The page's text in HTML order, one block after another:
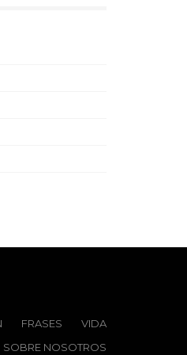
FRASES
VIDA
SOBRE NOSOTROS